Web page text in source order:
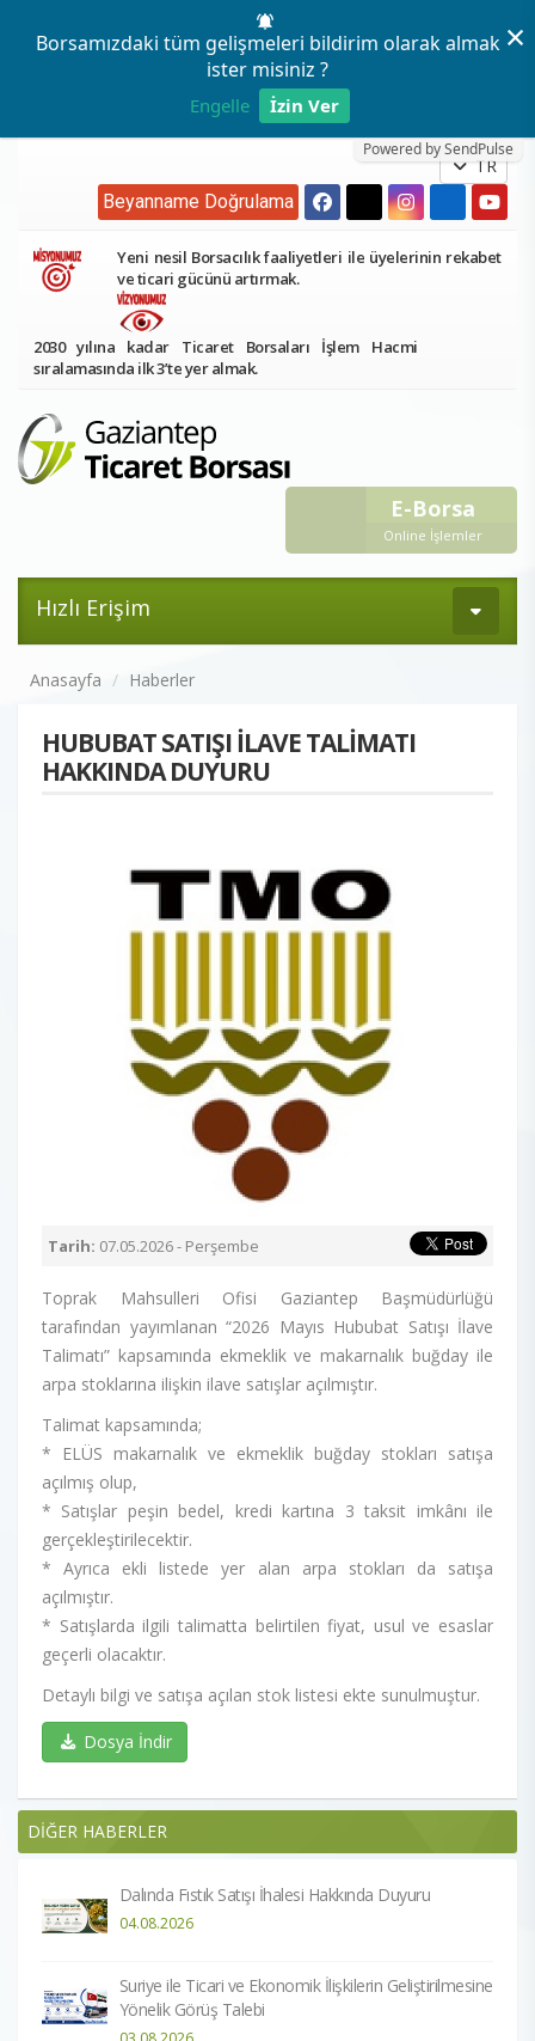
Borsamızdaki tüm gelişmeleri bildirim olarak almak
ister misiniz ?
Engelle İzin Ver
Powered by SendPulse
×
TR
Beyanname Doğrulama
Yeni nesil Borsacılık faaliyetleri ile üyelerinin rekabet
ve ticari gücünü artırmak.
2030 yılına kadar Ticaret Borsaları İşlem Hacmi
sıralamasında ilk 3’te yer almak.
E-Borsa
Online İşlemler
Hızlı Erişim
Anasayfa Haberler
HUBUBAT SATIŞI İLAVE TALİMATI
HAKKINDA DUYURU
Tarih: 07.05.2026 - Perşembe
Toprak Mahsulleri Ofisi Gaziantep Başmüdürlüğü
tarafından yayımlanan “2026 Mayıs Hububat Satışı İlave
Talimatı” kapsamında ekmeklik ve makarnalık buğday ile
arpa stoklarına ilişkin ilave satışlar açılmıştır.
Talimat kapsamında;
* ELÜS makarnalık ve ekmeklik buğday stokları satışa
açılmış olup,
* Satışlar peşin bedel, kredi kartına 3 taksit imkânı ile
gerçekleştirilecektir.
* Ayrıca ekli listede yer alan arpa stokları da satışa
açılmıştır.
* Satışlarda ilgili talimatta belirtilen fiyat, usul ve esaslar
geçerli olacaktır.
Detaylı bilgi ve satışa açılan stok listesi ekte sunulmuştur.
Dosya İndir
DİĞER HABERLER
Dalında Fıstık Satışı İhalesi Hakkında Duyuru
04.08.2026
Suriye ile Ticari ve Ekonomik İlişkilerin Geliştirilmesine
Yönelik Görüş Talebi